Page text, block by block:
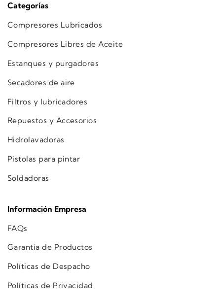
Categorías
Compresores Lubricados
Compresores Libres de Aceite
Estanques y purgadores
Secadores de aire
Filtros y lubricadores
Repuestos y Accesorios
Hidrolavadoras
Pistolas para pintar
Soldadoras
Información Empresa
FAQs
Garantía de Productos
Políticas de Despacho
Políticas de Privacidad